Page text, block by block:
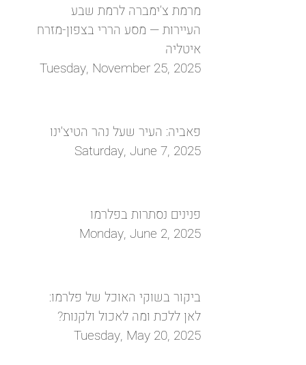
מרמת צ’ימברה לרמת שבע
העיירות — מסע הררי בצפון-מזרח
איטליה
Tuesday, November 25, 2025
פאביה: העיר שעל נהר הטיצ'ינו
Saturday, June 7, 2025
פנינים נסתרות בפלרמו
Monday, June 2, 2025
ביקור בשוקי האוכל של פלרמו:
לאן ללכת ומה לאכול ולקנות?
Tuesday, May 20, 2025